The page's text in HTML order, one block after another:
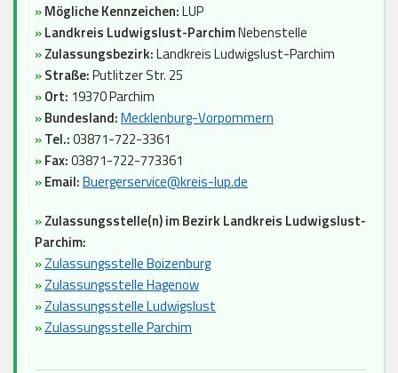
»Mögliche Kennzeichen:LUP
»Landkreis Ludwigslust-ParchimNebenstelle
»Zulassungsbezirk:Landkreis Ludwigslust-Parchim
»Straße:Putlitzer Str. 25
»Ort: 19370 Parchim
»Bundesland:Mecklenburg-Vorpommern
»Tel.:03871-722-3361
»Fax:03871-722-773361
»Email:Buergerservice@kreis-lup.de
»Zulassungsstelle(n) im Bezirk Landkreis Ludwigslust-
Parchim:
»Zulassungsstelle Boizenburg
»Zulassungsstelle Hagenow
»Zulassungsstelle Ludwigslust
»Zulassungsstelle Parchim